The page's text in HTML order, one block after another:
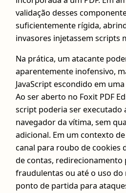
validação desses
suficientemente rígida,
invasores injetassem scripts
Na prática, um atacante
aparentemente inofensivo,
JavaScript escondido em
Ao ser aberto no Foxit PDF
script poderia ser executado
navegador da vítima, sem
adicional. Em um contexto de
canal para roubo de cookies
de contas, redirecionamento
fraudulentas ou até o uso do
ponto de partida para